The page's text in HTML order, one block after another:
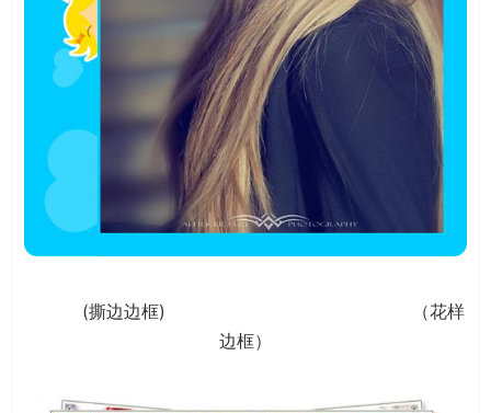
(撕边边框) （花样
边框）